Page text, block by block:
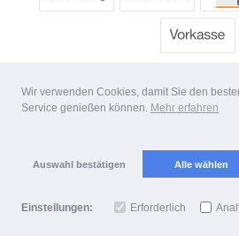
Wir verwenden Cookies, damit Sie den
Service genießen können. Mehr erfahren
Auswahl bestätigen Alle wählen
Einstellungen: Erforderlich
Alle Preise inkl.
Copyright 2026 by
Mobile Shop by